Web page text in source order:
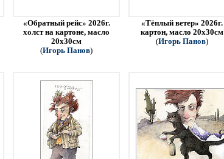
«Обратный рейс» 2026г.
холст на картоне, масло
20х30см
(Игорь Панов)
«Тёплый ветер» 2026г.
картон, масло 20х30см
(Игорь Панов)